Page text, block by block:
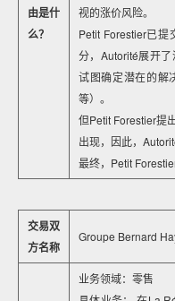
由是什
么？
视的涨价风险。
Petit Forestier已
分，Autorité展开
试图确定潜在的解
等）。
但Petit Forestier提
出现，因此，
最终，Petit
交易双
方名称
Groupe Bernard
业务领域：零售